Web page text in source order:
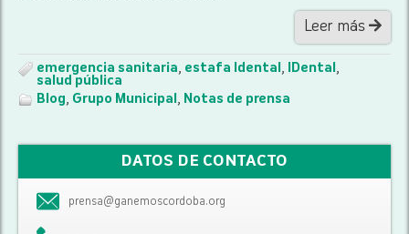
Leer más
emergencia sanitaria estafa Idental IDental
salud pública
Blog
Grupo Municipal Notas de prensa
DATOS DE CONTACTO
prensa@ganemoscordoba.org